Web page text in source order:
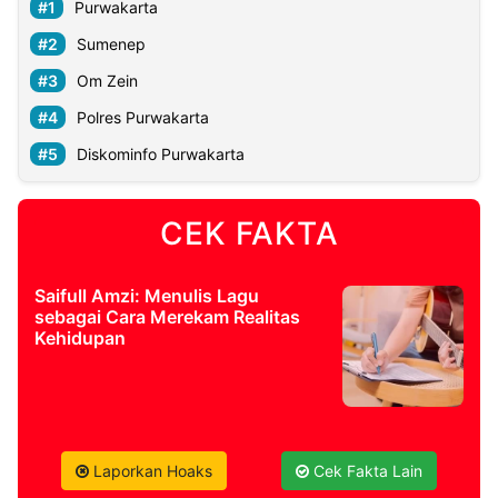
Purwakarta
Sumenep
Om Zein
Polres Purwakarta
Diskominfo Purwakarta
CEK FAKTA
Saifull Amzi: Menulis Lagu
sebagai Cara Merekam Realitas
Kehidupan
Laporkan Hoaks Cek Fakta Lain